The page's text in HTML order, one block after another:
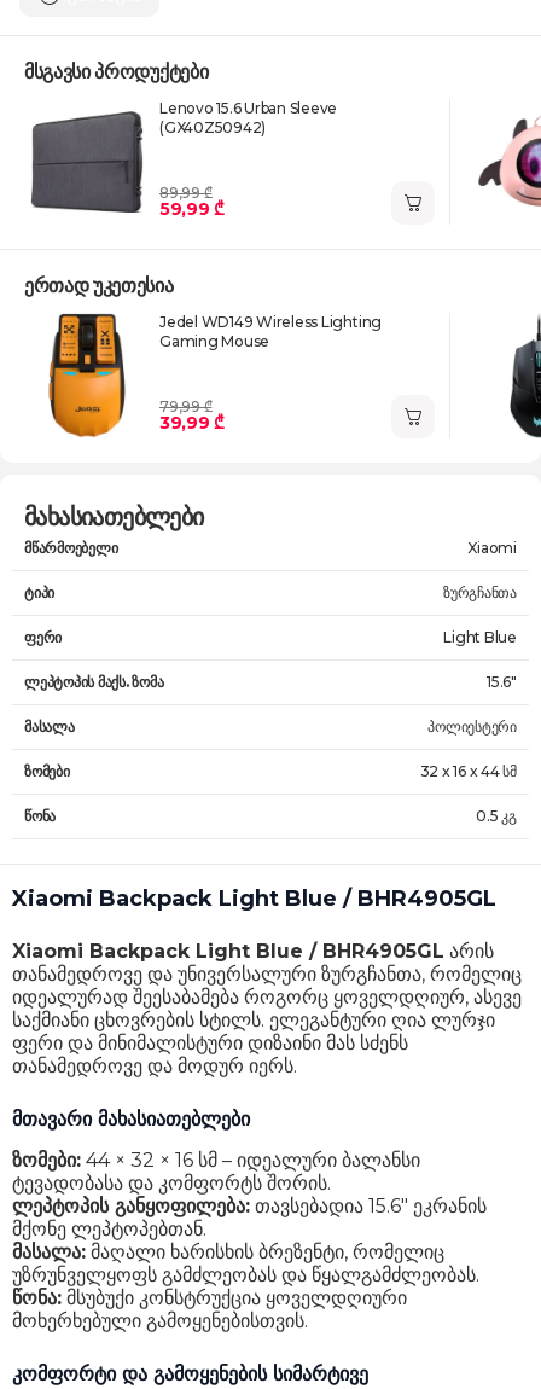
მსგავსი პროდუქტები
Lenovo 15.6 Urban Sleeve
(GX40Z50942)
89,99 ₾
59,99 ₾
ერთად უკეთესია
Jedel WD149 Wireless Lighting
Gaming Mouse
79,99 ₾
39,99 ₾
მახასიათებლები
მწარმოებელი Xiaomi
ტიპი ზურგჩანთა
ფერი Light Blue
ლეპტოპის მაქს. ზომა 15.6"
მასალა პოლიესტერი
ზომები 32 x 16 x 44 სმ
წონა 0.5 კგ
Xiaomi Backpack Light Blue / BHR4905GL
Xiaomi Backpack Light Blue / BHR4905GL არის
თანამედროვე და უნივერსალური ზურგჩანთა, რომელიც
იდეალურად შეესაბამება როგორც ყოველდღიურ, ასევე
საქმიანი ცხოვრების სტილს. ელეგანტური ღია ლურჯი
ფერი და მინიმალისტური დიზაინი მას სძენს
თანამედროვე და მოდურ იერს.
მთავარი მახასიათებლები
ზომები: 44 × 32 × 16 სმ – იდეალური ბალანსი
ტევადობასა და კომფორტს შორის.
ლეპტოპის განყოფილება: თავსებადია 15.6" ეკრანის
მქონე ლეპტოპებთან.
მასალა: მაღალი ხარისხის ბრეზენტი, რომელიც
უზრუნველყოფს გამძლეობას და წყალგამძლეობას.
წონა: მსუბუქი კონსტრუქცია ყოველდღიური
მოხერხებული გამოყენებისთვის.
კომფორტი და გამოყენების სიმარტივე